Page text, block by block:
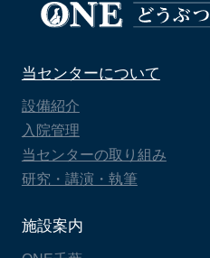
当センターについて
設備紹介
入院管理
当センターの取り組み
研究・講演・執筆
施設案内